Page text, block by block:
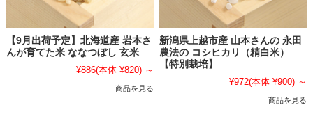
【9月出荷予定】北海道産 岩本さ
んが育てた米 ななつぼし 玄米
¥886(本体 ¥820) ～
商品を見る
新潟県上越市産 山本さんの 永田
農法の コシヒカリ（精白米）
【特別栽培】
¥972(本体 ¥900) ～
商品を見る